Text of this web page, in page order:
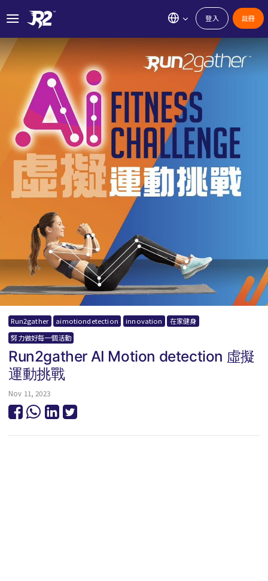
登入 註冊
Run2gather aimotiondetection innovation
在家健身
努力做好每一個活動
Run2gather AI Motion detection 虛擬
運動挑戰
Nov 11, 2023